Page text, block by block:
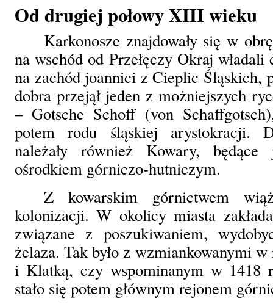
Od drugiej połowy XIII wieku
Karkonosze znajdowały się w
na wschód od Przełęczy Okraj
na zachód joannici z Cieplic Śląskich,
dobra przejął jeden z możniejszych
– Gotsche Schoff (von
potem rodu śląskiej arystokracji.
należały również Kowary,
ośrodkiem górniczo-hutniczym.
Z kowarskim górnictwem
kolonizacji. W okolicy miasta
związane z poszukiwaniem,
żelaza. Tak było z wzmiankowanymi
i Klatką, czy wspominanym w 1418
stało się potem głównym rejonem